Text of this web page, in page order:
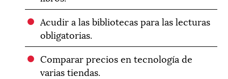
Acudir a las bibliotecas para las lecturas
obligatorias.
Comparar precios en tecnología de
varias tiendas.